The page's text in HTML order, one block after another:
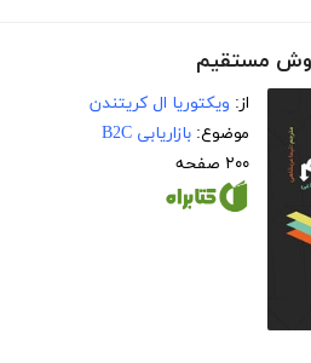
مستقیم
از: ویکتوریا ال کریتندن
موضوع: بازاریابی B2C
۲۰۰ صفحه